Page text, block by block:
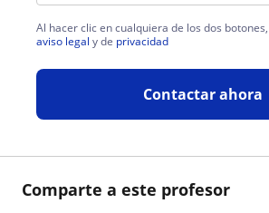
Comparte a este profesor
Al hacer clic en cualquiera de los dos
aviso legal y de privacidad
Contactar ahora